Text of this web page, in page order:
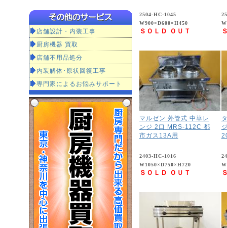
店舗設計・内装工事
厨房機器 買取
店舗不用品処分
内装解体･原状回復工事
専門家によるお悩みサポート
2504-HC-1045
W900×D600×H450
ＳＯＬＤ ＯＵＴ
マルゼン 外管式 中華レ
ンジ 2口 MRS-112C 都
市ガス13A用
2403-HC-1016
W1050×D750×H720
ＳＯＬＤ ＯＵＴ